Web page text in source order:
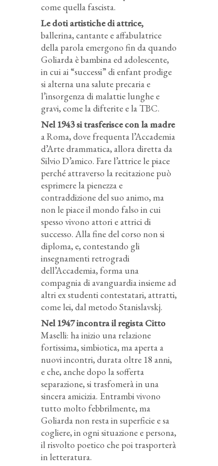
come quella fascista.
Le doti artistiche di attrice,
ballerina, cantante e affabulatrice
della parola emergono fin da quando
Goliarda è bambina ed adolescente,
in cui ai “successi” di enfant prodige
si alterna una salute precaria e
l’insorgenza di malattie lunghe e
gravi, come la difterite e la TBC.
Nel 1943 si trasferisce con la madre
a Roma, dove frequenta l’Accademia
d’Arte drammatica, allora diretta da
Silvio D’amico. Fare l’attrice le piace
perché attraverso la recitazione può
esprimere la pienezza e
contraddizione del suo animo, ma
non le piace il mondo falso in cui
spesso vivono attori e attrici di
successo. Alla fine del corso non si
diploma, e, contestando gli
insegnamenti retrogradi
dell’Accademia, forma una
compagnia di avanguardia insieme ad
altri ex studenti contestatari, attratti,
come lei, dal metodo Stanislavskj.
Nel 1947 incontra il regista Citto
Maselli: ha inizio una relazione
fortissima, simbiotica, ma aperta a
nuovi incontri, durata oltre 18 anni,
e che, anche dopo la sofferta
separazione, si trasfomerà in una
sincera amicizia. Entrambi vivono
tutto molto febbrilmente, ma
Goliarda non resta in superficie e sa
cogliere, in ogni situazione e persona,
il risvolto poetico che poi trasporterà
in letteratura.